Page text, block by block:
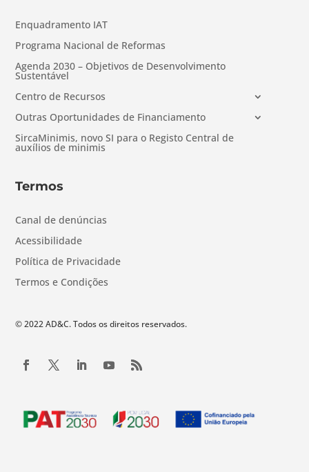
Enquadramento IAT
Programa Nacional de Reformas
Agenda 2030 – Objetivos de Desenvolvimento
Sustentável
Centro de Recursos
Outras Oportunidades de Financiamento
SircaMinimis, novo SI para o Registo Central de
auxílios de minimis
Termos
Canal de denúncias
Acessibilidade
Política de Privacidade
Termos e Condições
© 2022 AD&C. Todos os direitos reservados.